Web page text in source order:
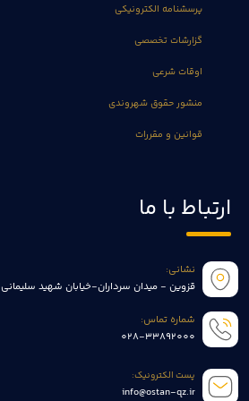
پرسشنامه الکترونیکی
گزارشات تخصصی
اوقات شرعی
منشور حقوق شهروندی
قوانین و مقررات
ارتباط با ما
نشانی:
قزوین - میدان سرداران-خیابان شهید سلیمانی
شماره تماس:
028-33892000
پست الکترونیک:
info@ostan-qz.ir